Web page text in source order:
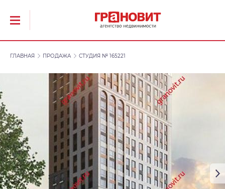
ГЛАВНАЯ ПРОДАЖА СТУДИЯ № 165221